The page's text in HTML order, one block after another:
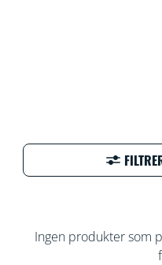
Ingen produkter som